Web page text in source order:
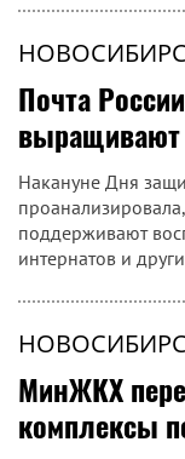
Почта
выращивают
Накануне Дня
поддерживают
интернатов и
МинЖКХ
комплексы